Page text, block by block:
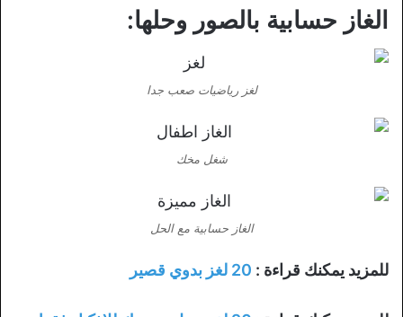
الغاز حسابية بالصور وحلها:
لغز رياضيات صعب جدا
شغل مخك
الغاز حسابية مع الحل
للمزيد يمكنك قراءة :